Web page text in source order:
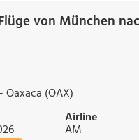
von München
(OAX)
Airline
AM